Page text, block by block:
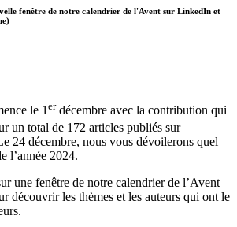
fenêtre de notre calendrier de l'Avent sur LinkedIn et
le 1 erdécembre avec la contribution qui
un total de 172 articles publiés sur
24 décembre, nous vous dévoilerons quel
l’année 2024.
une fenêtre de notre calendrier de l’Avent
découvrir les thèmes et les auteurs qui ont le